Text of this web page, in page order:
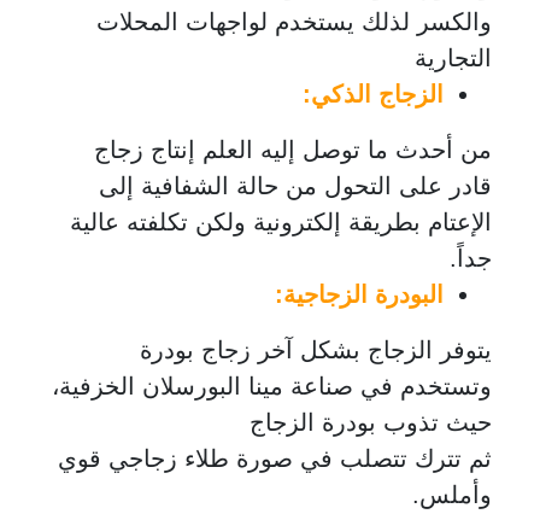
والكسر لذلك يستخدم لواجهات المحلات
التجارية
الزجاج الذكي:
من أحدث ما توصل إليه العلم إنتاج زجاج
قادر على التحول من حالة الشفافية إلى
الإعتام بطريقة إلكترونية ولكن تكلفته عالية
جداً.
البودرة الزجاجية:
يتوفر الزجاج بشكل آخر زجاج بودرة
وتستخدم في صناعة مينا البورسلان الخزفية،
حيث تذوب بودرة الزجاج
ثم تترك تتصلب في صورة طلاء زجاجي قوي
وأملس.